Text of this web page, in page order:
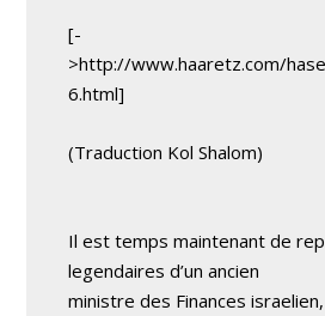
[-
>http://www.haaretz.com/
6.html]
(Traduction Kol Shalom)
Il est temps maintenant de
legendaires d’un ancien
ministre des Finances